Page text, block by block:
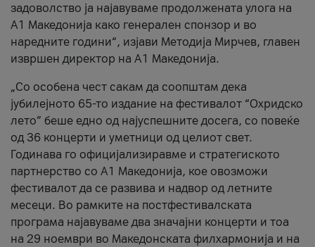
задоволство ја најавуваме продолжената улога на
A1 Македонија како генерален спонзор и во
наредните години“, изјави Методија Мирчев, главен
извршен директор на A1 Македонија.
„Со особена чест сакам да соопштам дека
јубилејното 65-то издание на фестивалот “Охридско
лето” беше едно од најуспешните досега, со повеќе
од 36 концерти и уметници од целиот свет.
Годинава го официјализиравме и стратегиското
партнерство со А1 Македонија, кое овозможи
фестивалот да се развива и надвор од летните
месеци. Во рамките на постфестивалската
програма најавуваме два значајни концерти и тоа
на 29 ноември во Македонската филхармонија и на